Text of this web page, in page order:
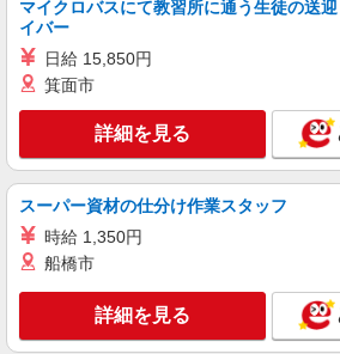
月給245,000円〜
キープ
マイクロバスにて教習所に通う生徒の送
イバー
日給 15,850円
箕面市
詳細を見る
スーパー資材の仕分け作業スタッフ
時給 1,350円
船橋市
詳細を見る